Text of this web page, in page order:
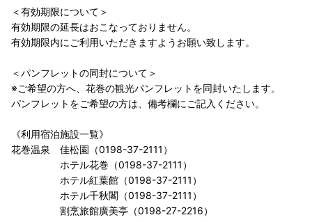
＜有効期限について＞
有効期限の延長はおこなっておりません。
有効期限内にご利用いただきますようお願い致します。
＜パンフレットの同封について＞
※ご希望の方へ、花巻の観光パンフレットを同封いたします。
パンフレットをご希望の方は、備考欄にご記入ください。
《利用宿泊施設一覧》
花巻温泉 佳松園（0198-37-2111）
ホテル花巻（0198-37-2111）
ホテル紅葉館（0198-37-2111）
ホテル千秋閣（0198-37-2111）
割烹旅館廣美亭（0198-27-2216）